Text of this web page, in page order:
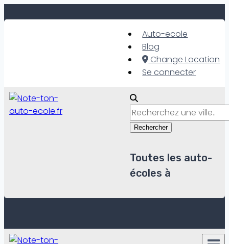
to
Auto-ecole
Blog
Change Location
Se connecter
Rechercher
Toutes les auto-
écoles à